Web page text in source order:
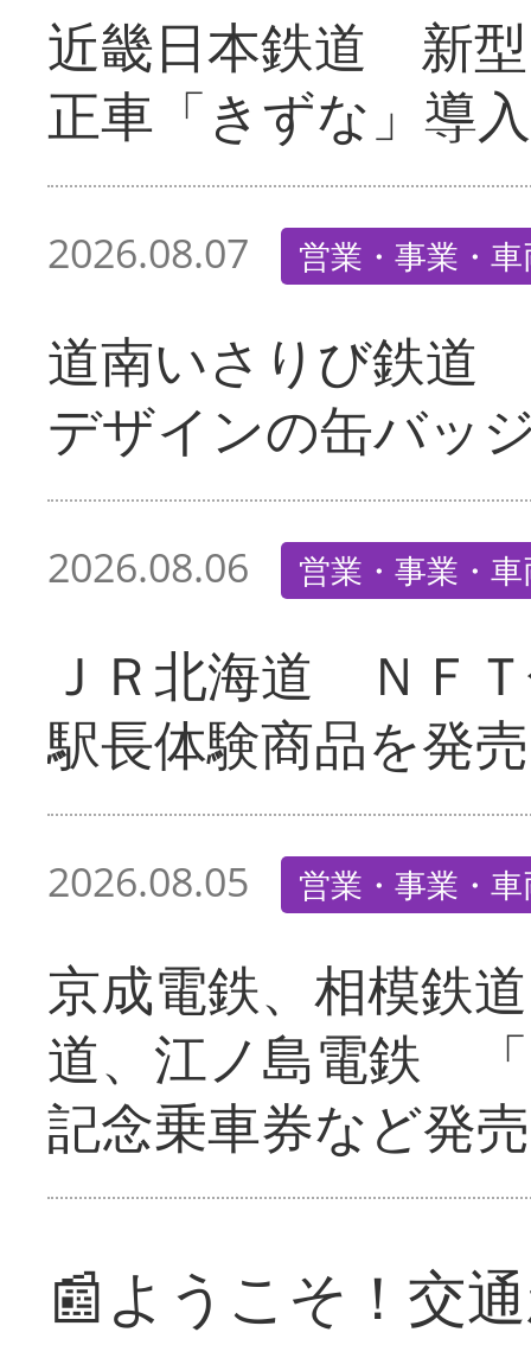
近畿日本鉄道 新
正車「きずな」導入
2026.08.07 営業・事業・
道南いさりび鉄道
デザインの缶バッ
2026.08.06 営業・事業・
ＪＲ北海道 ＮＦ
駅長体験商品を発売
2026.08.05 営業・事業・
京成電鉄、相模鉄
道、江ノ島電鉄
記念乗車券など発売
📰ようこそ！交